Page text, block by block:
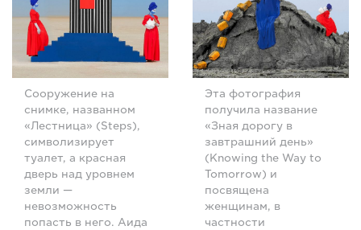
Сооружение на
снимке, названном
«Лестница» (Steps),
символизирует
туалет, а красная
дверь над уровнем
земли —
невозможность
попасть в него. Аида
Эта фотография
получила название
«Зная дорогу в
завтрашний день»
(Knowing the Way to
Tomorrow) и
посвящена
женщинам, в
частности